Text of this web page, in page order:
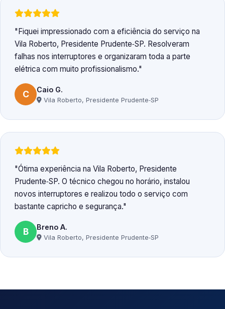
Fiquei impressionado com a eficiência do serviço na
Vila Roberto, Presidente Prudente‑SP. Resolveram
falhas nos interruptores e organizaram toda a parte
elétrica com muito profissionalismo.
C Caio G.
Vila Roberto, Presidente Prudente‑SP
Ótima experiência na Vila Roberto, Presidente
Prudente‑SP. O técnico chegou no horário, instalou
novos interruptores e realizou todo o serviço com
bastante capricho e segurança.
B Breno A.
Vila Roberto, Presidente Prudente‑SP